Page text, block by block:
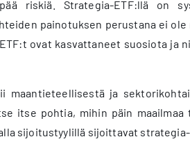
riskiä. Strategia-ETF:llä on
painotuksen perustana ei
ovat kasvattaneet suosiota
maantieteellisestä ja
itse pohtia, mihin päin
sijoitustyylillä sijoittavat strategia-